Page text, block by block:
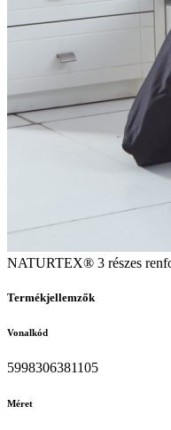
NATURTEX® 3 részes
Termékjellemzők
Vonalkód
5998306381105
Méret